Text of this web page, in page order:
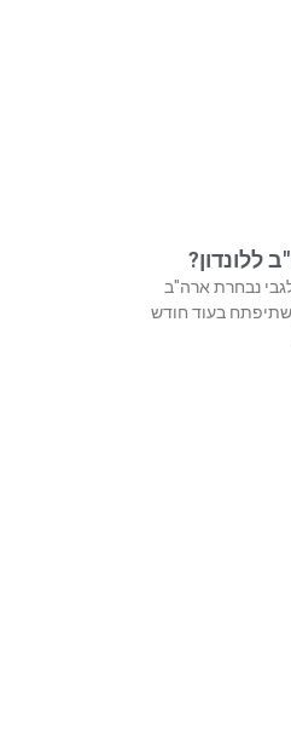
ללונדון?
נבחרת ארה"ב
שתיפתח בעוד חודש